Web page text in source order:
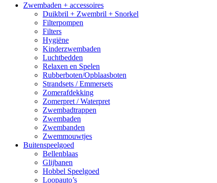
Zwembaden + accessoires
Duikbril + Zwembril + Snorkel
Filterpompen
Filters
Hygiëne
Kinderzwembaden
Luchtbedden
Relaxen en Spelen
Rubberboten/Opblaasboten
Strandsets / Emmersets
Zomerafdekking
Zomerpret / Waterpret
Zwembadtrappen
Zwembaden
Zwembanden
Zwemmouwtjes
Buitenspeelgoed
Bellenblaas
Glijbanen
Hobbel Speelgoed
Loopauto’s